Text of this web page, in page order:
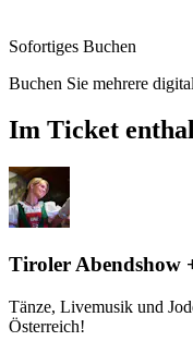
Sofortiges Buchen
Buchen Sie mehrere
Im Ticket
Tiroler Abendshow
Tänze, Livemusik und
Österreich!